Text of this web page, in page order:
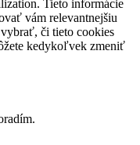
Tieto informácie
vám relevantnejšiu
či tieto cookies
kedykoľvek zmeniť